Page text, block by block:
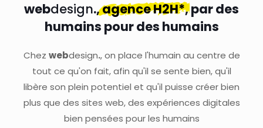
webdesign.,agence H2H*, par des
humains pour des humains
Chez webdesign., on place l'humain au centre de
tout ce qu'on fait, afin qu'il se sente bien, qu'il
libère son plein potentiel et qu'il puisse créer bien
plus que des sites web, des expériences digitales
bien pensées pour les humains